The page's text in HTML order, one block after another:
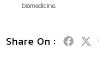
biomedicine.
Share On :